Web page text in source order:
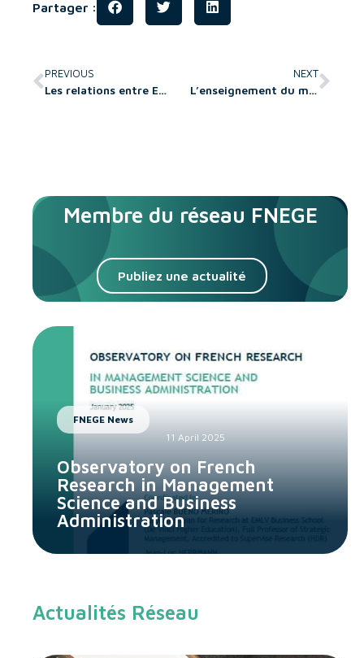
Partager :
PREVIOUS
Les relations entre Ecoles de Management et Entreprises
NEXT
L’enseignement du management à l’ère du numérique : révolution ou évolution ?
Membre du réseau FNEGE
Publiez une actualité
FNEGE News
11 April 2025
Observatory on French
Research in Management
Science and Business
Administration
Actualités Réseau